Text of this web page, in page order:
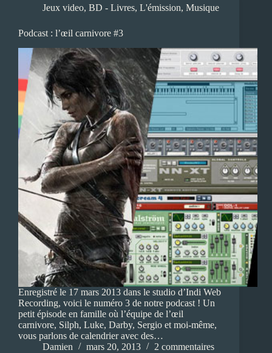
Jeux video, BD - Livres, L'émission, Musique
Podcast : l’œil carnivore #3
Enregistré le 17 mars 2013 dans le studio d’Indi Web
Recording, voici le numéro 3 de notre podcast ! Un
petit épisode en famille où l’équipe de l’œil
carnivore, Silph, Luke, Darby, Sergio et moi-même,
vous parlons de calendrier avec des…
Damien
mars 20, 2013 2 commentaires